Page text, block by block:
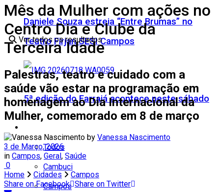
Daniele Souza estreia “Entre Brumas” no
Teatro Firjan SESI Campos
5ª edição do Farraiá acontece neste sábado
Todos
Cambuci
Campos
Ver todos os resultados
Mês da Mulher com ações no
Centro Dia e Clube da
Terceira Idade
Palestras, teatro e cuidado com a
saúde vão estar na programação em
homenagem ao Dia Internacional da
Mulher, comemorado em 8 de março
by Vanessa Nascimento
3 de Março, 2026
in Campos, Geral, Saúde
0
Home
Cidades
Campos
Share on Facebook Share on Twitter